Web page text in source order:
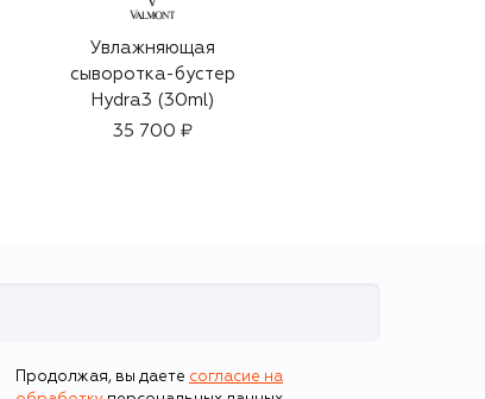
Увлажняющая
сыворотка-бустер
Hydra3 (30ml)
35 700 ₽
Продолжая, вы даете согласие на